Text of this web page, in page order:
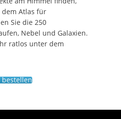
dem Atlas für
Sie die 250
Nebel und Galaxien.
ratlos unter dem
bestellen